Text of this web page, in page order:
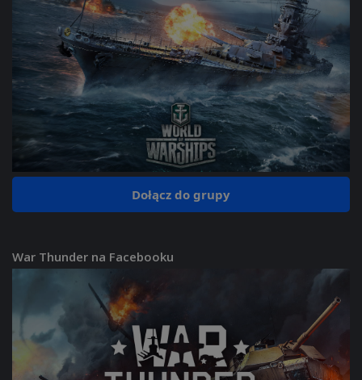
Dołącz do grupy
War Thunder na Facebooku